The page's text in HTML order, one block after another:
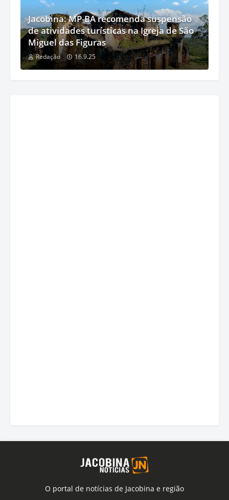
Jacobina: MP-BA recomenda suspensão
de atividades turísticas na Igreja de São
Miguel das Figuras
Redação 16.9.25
O portal de notícias de Jacobina e região